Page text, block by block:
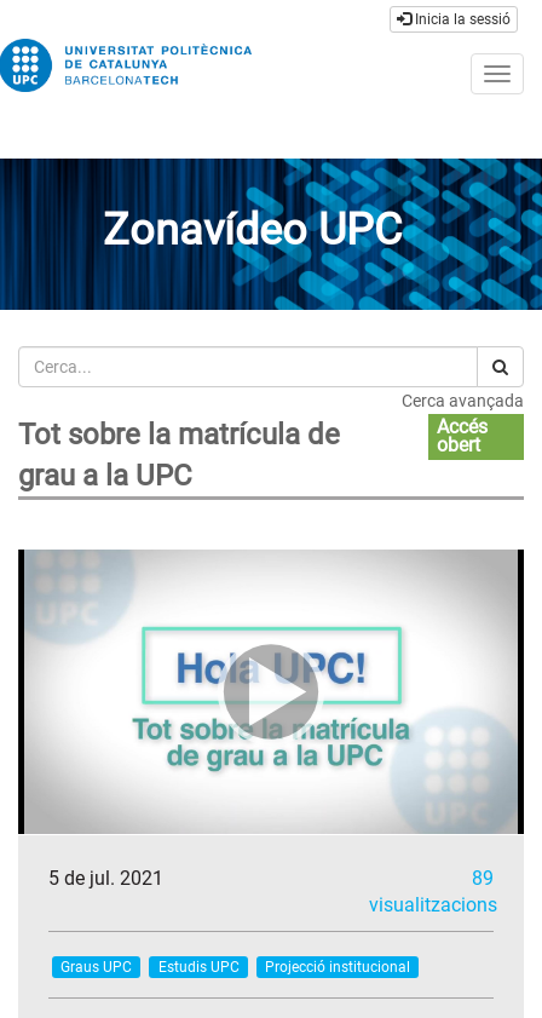
Inicia la sessió
Zonavídeo UPC
Cerca
Cerca avançada
Tot sobre la matrícula de
grau a la UPC
Accés
obert
5 de jul. 2021
89
visualitzacions
Graus UPC Estudis UPC Projecció institucional